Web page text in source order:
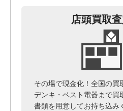
店頭買取
その場で現金化！全国の買
デンキ・ベスト電器まで買
書類を用意してお持ち込み